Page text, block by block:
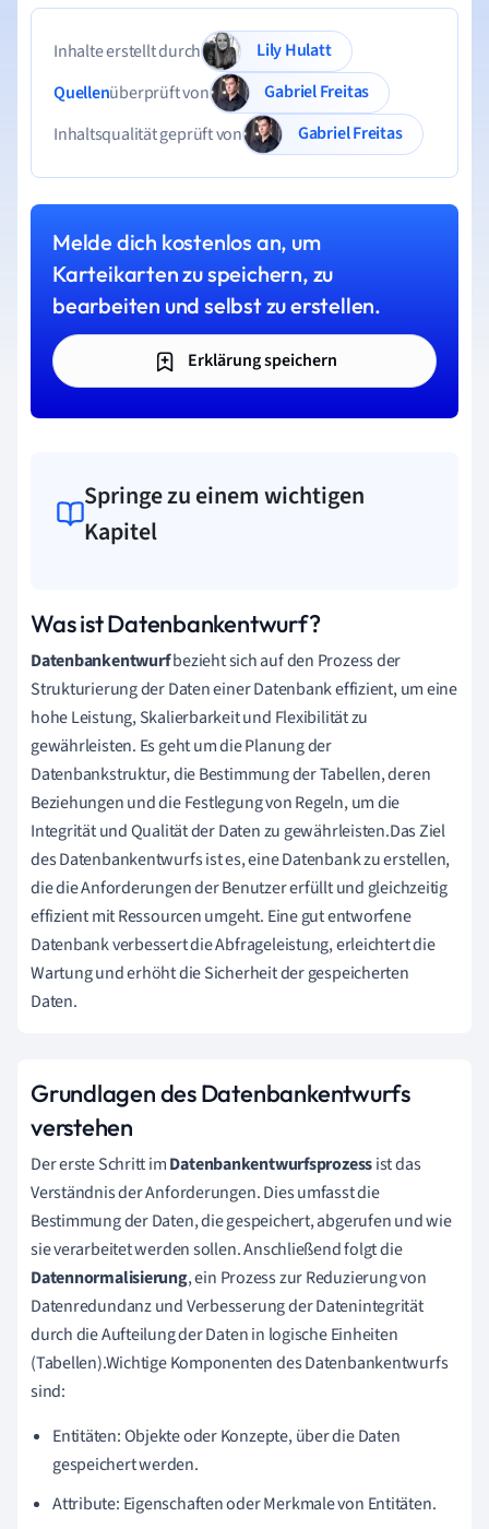
Inhalte erstellt durch
Lily Hulatt
Quellenüberprüft von
Gabriel Freitas
Inhaltsqualität geprüft von
Gabriel Freitas
Melde dich kostenlos an, um
Karteikarten zu speichern, zu
bearbeiten und selbst zu erstellen.
Erklärung speichern
Springe zu einem wichtigen
Kapitel
Was ist Datenbankentwurf?
Datenbankentwurfbezieht sich auf den Prozess der
Strukturierung der Daten einer Datenbank effizient, um eine
hohe Leistung, Skalierbarkeit und Flexibilität zu
gewährleisten. Es geht um die Planung der
Datenbankstruktur, die Bestimmung der Tabellen, deren
Beziehungen und die Festlegung von Regeln, um die
Integrität und Qualität der Daten zu gewährleisten.Das Ziel
des Datenbankentwurfs ist es, eine Datenbank zu erstellen,
die die Anforderungen der Benutzer erfüllt und gleichzeitig
effizient mit Ressourcen umgeht. Eine gut entworfene
Datenbank verbessert die Abfrageleistung, erleichtert die
Wartung und erhöht die Sicherheit der gespeicherten
Daten.
Grundlagen des Datenbankentwurfs
verstehen
Der erste Schritt imDatenbankentwurfsprozessist das
Verständnis der Anforderungen. Dies umfasst die
Bestimmung der Daten, die gespeichert, abgerufen und wie
sie verarbeitet werden sollen. Anschließend folgt die
Datennormalisierung, ein Prozess zur Reduzierung von
Datenredundanz und Verbesserung der Datenintegrität
durch die Aufteilung der Daten in logische Einheiten
(Tabellen).Wichtige Komponenten des Datenbankentwurfs
sind:
Entitäten: Objekte oder Konzepte, über die Daten
gespeichert werden.
Attribute: Eigenschaften oder Merkmale von Entitäten.